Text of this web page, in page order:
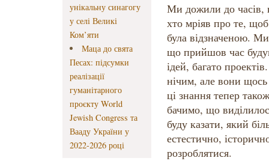
унікальну синагогу
у селі Великі
Ком’яти
Маца до свята
Песах: підсумки
реалізації
гуманітарного
проєкту World
Jewish Congress та
Вааду України у
2022-2026 році
Ми дожили до часів,
хто мріяв про те,
була відзначеною.
що прийшов час
ідей, багато
нічим, але вони щось
ці знання тепер
бачимо, що
буду казати, який
естестично,
розроблятися.